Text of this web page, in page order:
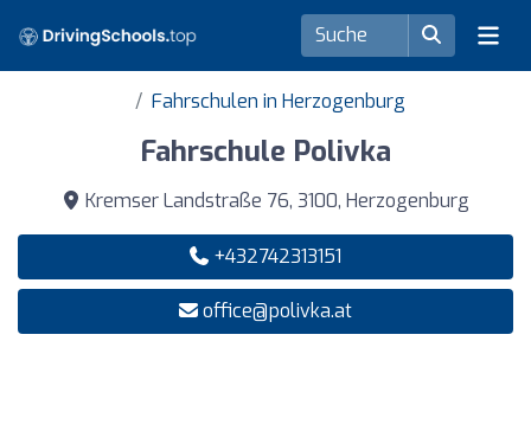
Fahrschulen in Herzogenburg
Fahrschule Polivka
Kremser Landstraße 76, 3100, Herzogenburg
+432742313151
office@polivka.at